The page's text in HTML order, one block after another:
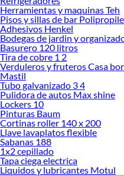
Herramientas y maquinas Teh
Pisos y sillas de bar
Adhesivos Henkel
Bodegas de jardin y
Basurero 120 litros
Tira de cobre 1 2
Verduleros y fruteros Casa
Mastil
Tubo galvanizado 3 4
Pulidora de autos Max shine
Lockers 10
Pinturas Baum
Cortinas roller 140 x 200
Llave lavaplatos flexible
Sabanas 188
1x2 cepillado
Tapa ciega electrica
Liquidos y lubricantes Motul